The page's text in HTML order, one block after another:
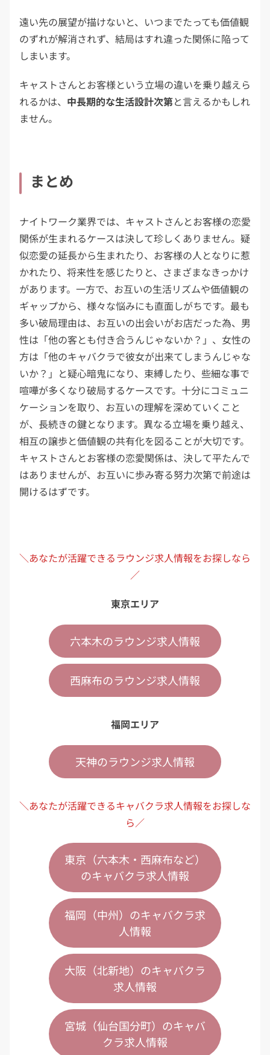
遠い先の展望が描けないと、いつまでたっても価値観
のずれが解消されず、結局はすれ違った関係に陥って
しまいます。
キャストさんとお客様という立場の違いを乗り越えら
れるかは、 中長期的な生活設計次第と言えるかもしれ
ません。
まとめ
ナイトワーク業界では、キャストさんとお客様の恋愛
関係が生まれるケースは決して珍しくありません。疑
似恋愛の延長から生まれたり、お客様の人となりに惹
かれたり、将来性を感じたりと、さまざまなきっかけ
があります。一方で、お互いの生活リズムや価値観の
ギャップから、様々な悩みにも直面しがちです。最も
多い破局理由は、お互いの出会いがお店だった為、男
性は「他の客とも付き合うんじゃないか？」、女性の
方は「他のキャバクラで彼女が出来てしまうんじゃな
いか？」と疑心暗鬼になり、束縛したり、些細な事で
喧嘩が多くなり破局するケースです。十分にコミュニ
ケーションを取り、お互いの理解を深めていくこと
が、長続きの鍵となります。異なる立場を乗り越え、
相互の譲歩と価値観の共有化を図ることが大切です。
キャストさんとお客様の恋愛関係は、決して平たんで
はありませんが、お互いに歩み寄る努力次第で前途は
開けるはずです。
＼あなたが活躍できるラウンジ求人情報をお探しなら
／
東京エリア
六本木のラウンジ求人情報
西麻布のラウンジ求人情報
福岡エリア
天神のラウンジ求人情報
＼あなたが活躍できるキャバクラ求人情報をお探しな
ら／
東京（六本木・西麻布など）
のキャバクラ求人情報
福岡（中州）のキャバクラ求
人情報
大阪（北新地）のキャバクラ
求人情報
宮城（仙台国分町）のキャバ
クラ求人情報